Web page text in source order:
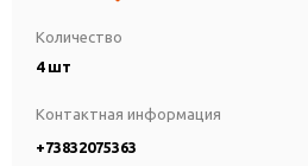
Количество
4 шт
Контактная информация
+73832075363